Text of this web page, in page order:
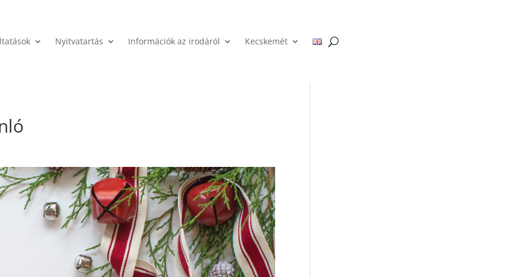
Nyitvatartás Információk az irodáról Kecskemét